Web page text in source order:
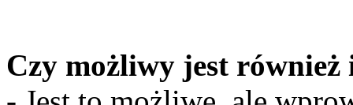
Czy możliwy jest